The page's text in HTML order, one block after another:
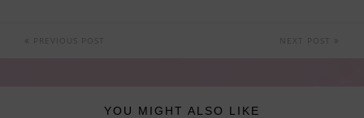
PREVIOUS POST NEXT POST
YOU MIGHT ALSO LIKE